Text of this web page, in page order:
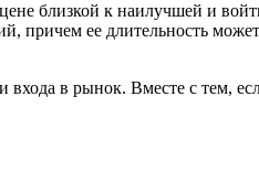
близкой к наилучшей и
причем ее длительность
в рынок. Вместе с тем,